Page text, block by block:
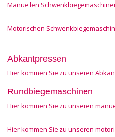
Manuellen
Motorischen
Abkantpressen
Hier kommen Sie zu unseren
Rundbiegemaschinen
Hier kommen Sie zu unseren
Hier kommen Sie zu unseren